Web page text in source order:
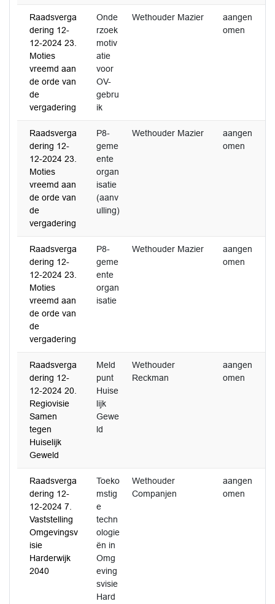
Raadsverga
dering 12-
12-2024 23.
Moties
vreemd aan
de orde van
de
vergadering
Onde
rzoek
motiv
atie
voor
OV-
gebru
ik
Wethouder Mazier
aangen
omen
Raadsverga
dering 12-
12-2024 23.
Moties
vreemd aan
de orde van
de
vergadering
P8-
geme
ente
organ
isatie
(aanv
ulling)
Wethouder Mazier
aangen
omen
Raadsverga
dering 12-
12-2024 23.
Moties
vreemd aan
de orde van
de
vergadering
P8-
geme
ente
organ
isatie
Wethouder Mazier
aangen
omen
Raadsverga
dering 12-
12-2024 20.
Regiovisie
Samen
tegen
Huiselijk
Geweld
Meld
punt
Huise
lijk
Gewe
ld
Wethouder
Reckman
aangen
omen
Raadsverga
dering 12-
12-2024 7.
Vaststelling
Omgevingsv
isie
Harderwijk
2040
Toeko
mstig
e
techn
ologie
ën in
Omg
eving
svisie
Hard
Wethouder
Companjen
aangen
omen